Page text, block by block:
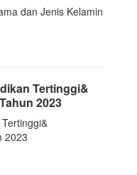
dan Jenis Kelamin
Tertinggi&
2023
2023